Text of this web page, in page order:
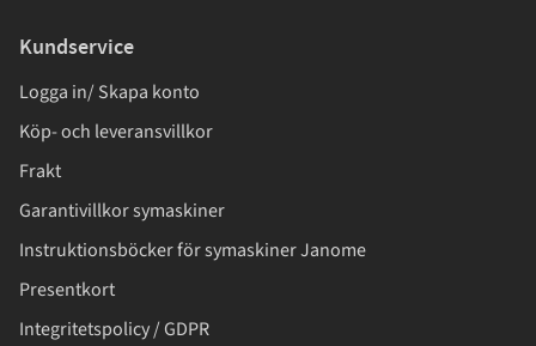
Kundservice
Logga in/ Skapa konto
Köp- och leveransvillkor
Frakt
Garantivillkor symaskiner
Instruktionsböcker för symaskiner Janome
Presentkort
Integritetspolicy / GDPR